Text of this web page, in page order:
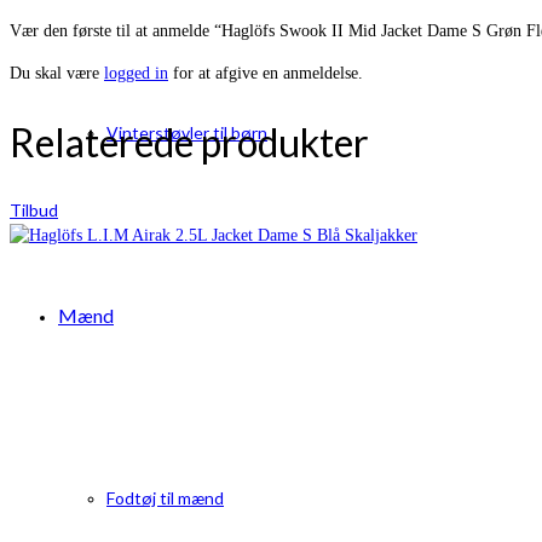
Vinterstøvler til børn
Mænd
Fodtøj til mænd
Vær den første til at anmelde “Haglöfs Swook II Mid Jacket Dame S Grøn
Du skal være logged in for at afgive en anmeldelse.
Relaterede produkter
Tilbud